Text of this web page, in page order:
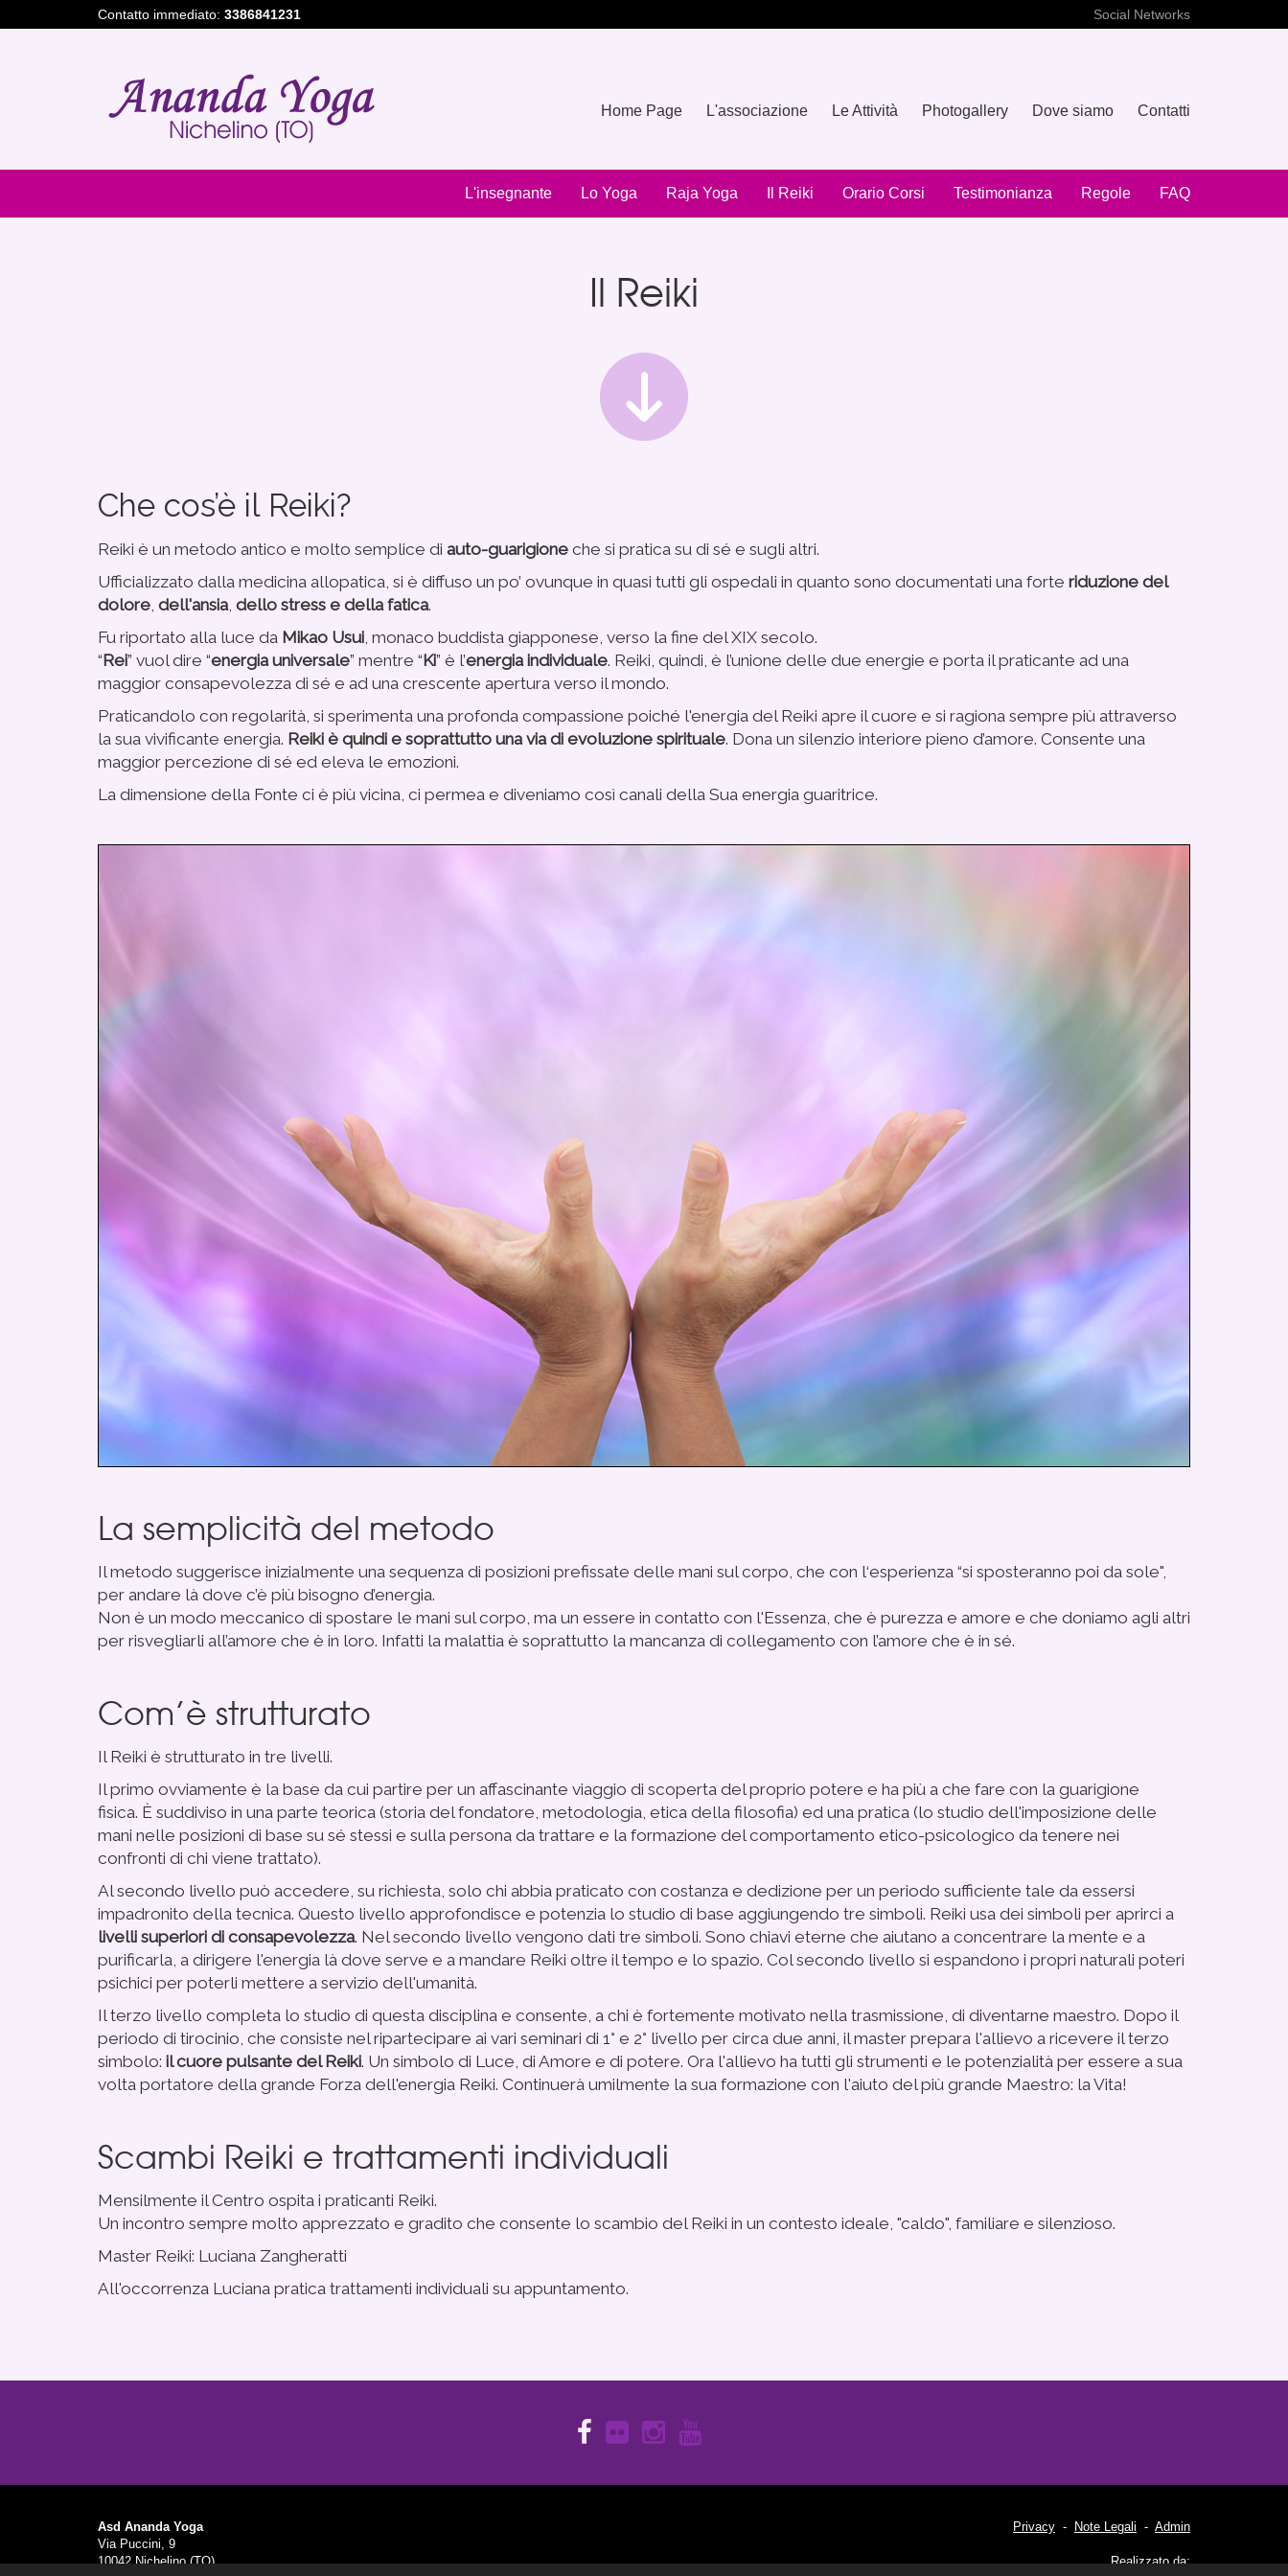
Contatto immediato: 3386841231 Social Networks
Home Page L'associazione Le Attività Photogallery Dove siamo Contatti
L'insegnante Lo Yoga Raja Yoga Il Reiki Orario Corsi Testimonianza Regole FAQ
Il Reiki
Che cos’è il Reiki?
Reiki è un metodo antico e molto semplice di auto-guarigione che si pratica su di sé e sugli altri.
Ufficializzato dalla medicina allopatica, si è diffuso un po’ ovunque in quasi tutti gli ospedali in quanto sono documentati una forte riduzione del
dolore, dell'ansia, dello stress e della fatica.
Fu riportato alla luce da Mikao Usui, monaco buddista giapponese, verso la fine del XIX secolo.
“Rei” vuol dire “energia universale” mentre “Ki” è l’energia individuale. Reiki, quindi, è l’unione delle due energie e porta il praticante ad una
maggior consapevolezza di sé e ad una crescente apertura verso il mondo.
Praticandolo con regolarità, si sperimenta una profonda compassione poiché l'energia del Reiki apre il cuore e si ragiona sempre più attraverso
la sua vivificante energia. Reiki è quindi e soprattutto una via di evoluzione spirituale. Dona un silenzio interiore pieno d’amore. Consente una
maggior percezione di sé ed eleva le emozioni.
La dimensione della Fonte ci è più vicina, ci permea e diveniamo così canali della Sua energia guaritrice.
La semplicità del metodo
Il metodo suggerisce inizialmente una sequenza di posizioni prefissate delle mani sul corpo, che con l‘esperienza “si sposteranno poi da sole",
per andare là dove c’è più bisogno d’energia.
Non è un modo meccanico di spostare le mani sul corpo, ma un essere in contatto con l'Essenza, che è purezza e amore e che doniamo agli altri
per risvegliarli all’amore che è in loro. Infatti la malattia è soprattutto la mancanza di collegamento con l’amore che è in sé.
Com’è strutturato
Il Reiki è strutturato in tre livelli.
Il primo ovviamente è la base da cui partire per un affascinante viaggio di scoperta del proprio potere e ha più a che fare con la guarigione
fisica. È suddiviso in una parte teorica (storia del fondatore, metodologia, etica della filosofia) ed una pratica (lo studio dell'imposizione delle
mani nelle posizioni di base su sé stessi e sulla persona da trattare e la formazione del comportamento etico-psicologico da tenere nei
confronti di chi viene trattato).
Al secondo livello può accedere, su richiesta, solo chi abbia praticato con costanza e dedizione per un periodo sufficiente tale da essersi
impadronito della tecnica. Questo livello approfondisce e potenzia lo studio di base aggiungendo tre simboli. Reiki usa dei simboli per aprirci a
livelli superiori di consapevolezza. Nel secondo livello vengono dati tre simboli. Sono chiavi eterne che aiutano a concentrare la mente e a
purificarla, a dirigere l'energia là dove serve e a mandare Reiki oltre il tempo e lo spazio. Col secondo livello si espandono i propri naturali poteri
psichici per poterli mettere a servizio dell'umanità.
Il terzo livello completa lo studio di questa disciplina e consente, a chi è fortemente motivato nella trasmissione, di diventarne maestro. Dopo il
periodo di tirocinio, che consiste nel ripartecipare ai vari seminari di 1° e 2° livello per circa due anni, il master prepara l'allievo a ricevere il terzo
simbolo: il cuore pulsante del Reiki. Un simbolo di Luce, di Amore e di potere. Ora l'allievo ha tutti gli strumenti e le potenzialità per essere a sua
volta portatore della grande Forza dell'energia Reiki. Continuerà umilmente la sua formazione con l'aiuto del più grande Maestro: la Vita!
Scambi Reiki e trattamenti individuali
Mensilmente il Centro ospita i praticanti Reiki.
Un incontro sempre molto apprezzato e gradito che consente lo scambio del Reiki in un contesto ideale, "caldo", familiare e silenzioso.
Master Reiki: Luciana Zangheratti
All'occorrenza Luciana pratica trattamenti individuali su appuntamento.
Asd Ananda Yoga
Via Puccini, 9
10042 Nichelino (TO)
Privacy - Note Legali - Admin
Realizzato da: